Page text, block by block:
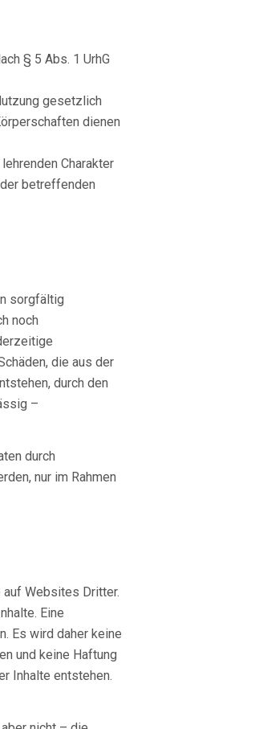
§ 5 Abs. 1 UrhG
gesetzlich
dienen
Charakter
betreffenden
sorgfältig
noch
die aus der
durch den
–
durch
nur im Rahmen
Websites Dritter.
Eine
Es wird daher keine
und keine Haftung
Inhalte entstehen.